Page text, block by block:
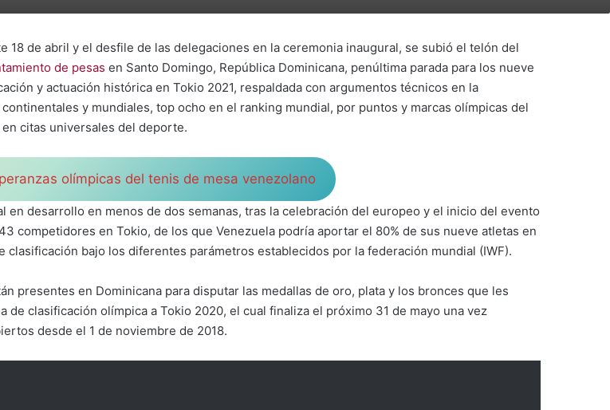
18 de abril y el desfile de las delegaciones en la ceremonia inaugural, se subió el telón del
de pesas en Santo Domingo, República Dominicana, penúltima parada para los nueve
y actuación histórica en Tokio 2021, respaldada con argumentos técnicos en la
y mundiales, top ocho en el ranking mundial, por puntos y marcas olímpicas del
citas universales del deporte.
olímpicas del tenis de mesa venezolano
en desarrollo en menos de dos semanas, tras la celebración del europeo y el inicio del evento
competidores en Tokio, de los que Venezuela podría aportar el 80% de sus nueve atletas en
clasificación bajo los diferentes parámetros establecidos por la federación mundial (IWF).
presentes en Dominicana para disputar las medallas de oro, plata y los bronces que les
de clasificación olímpica a Tokio 2020, el cual finaliza el próximo 31 de mayo una vez
desde el 1 de noviembre de 2018.